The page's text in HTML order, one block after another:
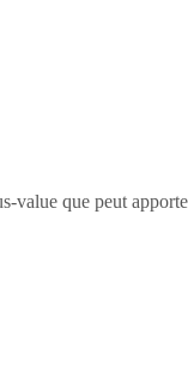
value que peut